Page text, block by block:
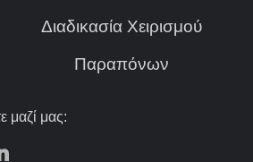
Διαδικασία Χειρισμού
Παραπόνων
μαζί μας: